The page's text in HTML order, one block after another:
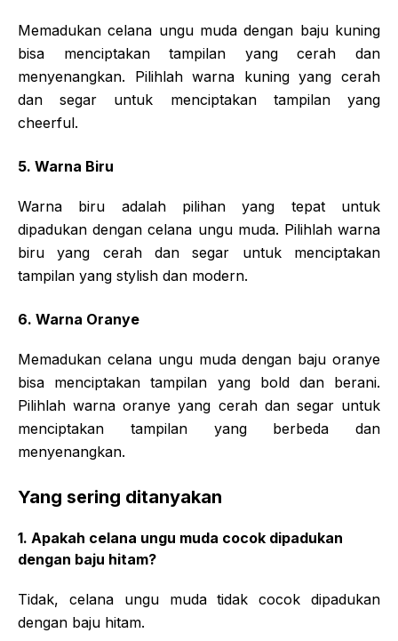
Memadukan celana ungu muda dengan baju kuning
bisa menciptakan tampilan yang cerah dan
menyenangkan. Pilihlah warna kuning yang cerah
dan segar untuk menciptakan tampilan yang
cheerful.
5. Warna Biru
Warna biru adalah pilihan yang tepat untuk
dipadukan dengan celana ungu muda. Pilihlah warna
biru yang cerah dan segar untuk menciptakan
tampilan yang stylish dan modern.
6. Warna Oranye
Memadukan celana ungu muda dengan baju oranye
bisa menciptakan tampilan yang bold dan berani.
Pilihlah warna oranye yang cerah dan segar untuk
menciptakan tampilan yang berbeda dan
menyenangkan.
Yang sering ditanyakan
1. Apakah celana ungu muda cocok dipadukan
dengan baju hitam?
Tidak, celana ungu muda tidak cocok dipadukan
dengan baju hitam.